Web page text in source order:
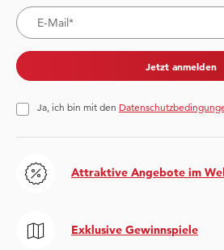
Jetzt anmelden
Ja, ich bin mit den
Attraktive Angebote im
Exklusive Gewinnspiele